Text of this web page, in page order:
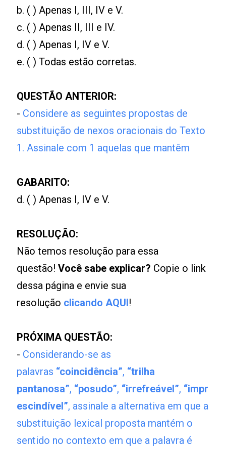
b. ( ) Apenas I, III, IV e V.
c. ( ) Apenas II, III e IV.
d. ( ) Apenas I, IV e V.
e. ( ) Todas estão corretas.
QUESTÃO ANTERIOR:
- Considere as seguintes propostas de
substituição de nexos oracionais do Texto
1. Assinale com 1 aquelas que mantêm
GABARITO:
d. ( ) Apenas I, IV e V.
RESOLUÇÃO:
Não temos resolução para essa
questão!Você sabe explicar? Copie o link
dessa página e envie sua
resolução clicando AQUI!
PRÓXIMA QUESTÃO:
- Considerando-se as
palavras “coincidência”, “trilha
pantanosa”, “posudo”, “irrefreável”, “impr
escindível”, assinale a alternativa em que a
substituição lexical proposta mantém o
sentido no contexto em que a palavra é